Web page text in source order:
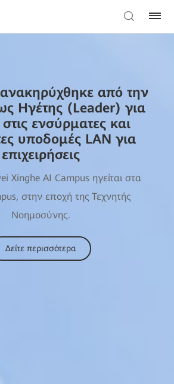
από την
Ηγέτης (Leader) για
ενσύρματες και
υποδομές LAN για
επιχειρήσεις
Xinghe AI Campus ηγείται στα
στην εποχή της Τεχνητής
Νοημοσύνης.
Δείτε περισσότερα